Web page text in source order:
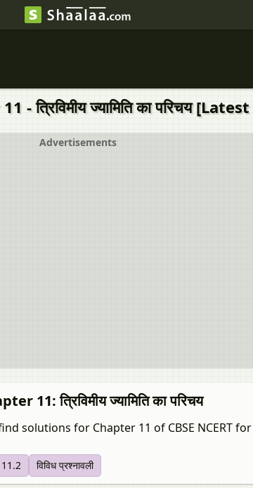
ज्यामिति का परिचय
Advertisements
11: त्रिविमीय ज्यामिति का परिचय
solutions for Chapter 11 of CBSE NCERT
11.2 विविध प्रश्नावली